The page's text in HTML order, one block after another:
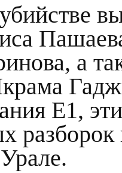
а
E1,
разборок